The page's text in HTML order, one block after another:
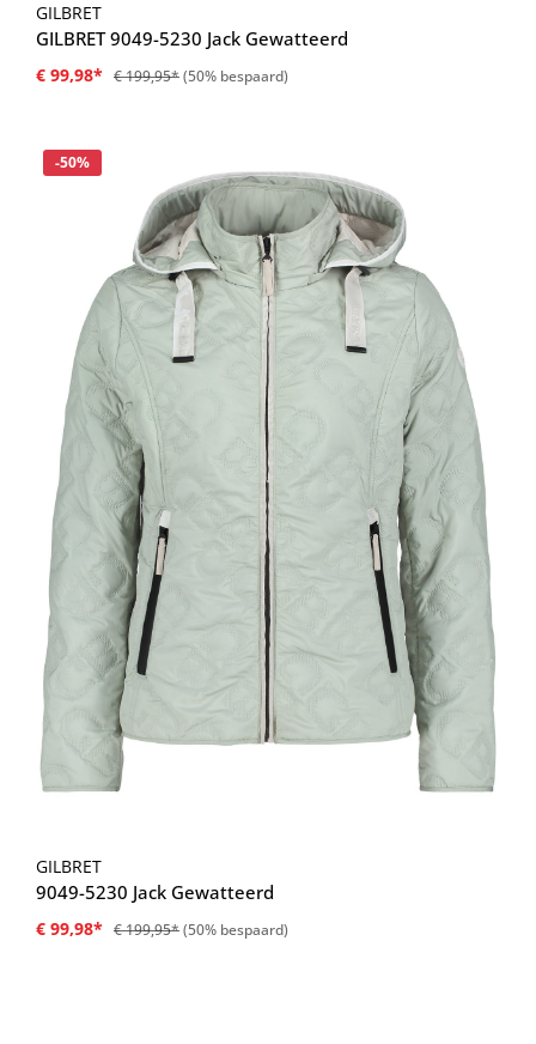
GILBRET
GILBRET 9049-5230 Jack Gewatteerd
€ 99,98* € 199,95*(50% bespaard)
Korting
-50%
GILBRET
9049-5230 Jack Gewatteerd
€ 99,98* € 199,95*(50% bespaard)